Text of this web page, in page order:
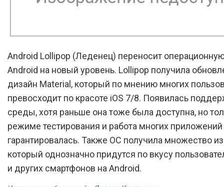
Android Lollipop (Леденец) переносит
Android на новый уровень. Lollipop получила
дизайн Material, который по мнению многих
превосходит по красоте iOS 7/8. Появилась
среды, хотя раньше она тоже была доступна, но
режиме тестирования и работа многих приложений
гарантировалась. Также ОС получила множество
который однозначно придутся по вкусу
и других смартфонов на Android.